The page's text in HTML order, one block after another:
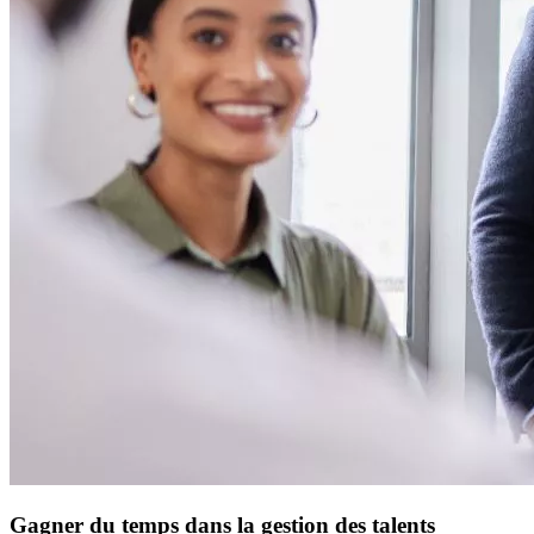
Gagner du temps dans la gestion des talents